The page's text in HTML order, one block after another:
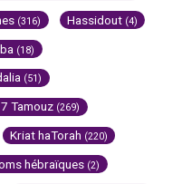
(316) Hassidout (4)
(18)
(51)
Tamouz (269)
Kriat haTorah (220)
hébraïques (2)